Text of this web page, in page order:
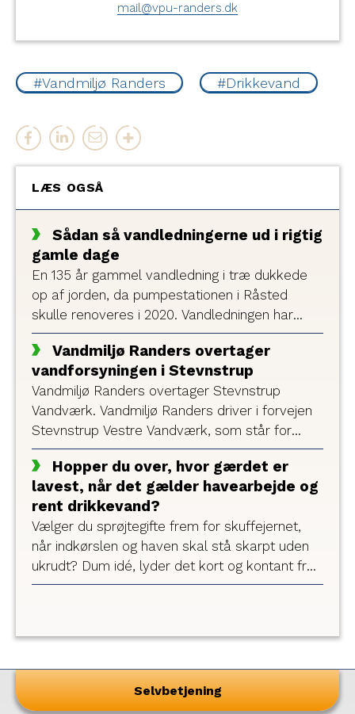
mail@vpu-randers.dk
Vandmiljø Randers Drikkevand
LÆS OGSÅ
Sådan så vandledningerne ud i rigtig
gamle dage
En 135 år gammel vandledning i træ dukkede
op af jorden, da pumpestationen i Råsted
skulle renoveres i 2020. Vandledningen har
været forbi Moesgaard Museum for at blive
dateret og konserveret, og nu står den udstillet
i Vandmiljø Randers' kantine.
Vandmiljø Randers overtager
vandforsyningen i Stevnstrup
Vandmiljø Randers overtager Stevnstrup
Vandværk. Vandmiljø Randers driver i forvejen
Stevnstrup Vestre Vandværk, som står for
vandforsyningen i en del af Stevnstrup samt
Grensten og Helstrup. Efter overtagelsen
forsyner Vandmiljø Randers hele Stevnstrup by
med rent drikkevand.
Hopper du over, hvor gærdet er
lavest, når det gælder havearbejde og
rent drikkevand?
Vælger du sprøjtegifte frem for skuffejernet,
når indkørslen og haven skal stå skarpt uden
ukrudt? Dum idé, lyder det kort og kontant fra
flere lokale vandværker, der tilsammen udgør
families forbrug af drikkevand i 100 år. Derfor
stiller vandværkerne nu skarpt på haveejeres
brug af sprøjtegifte og går til kamp for det rene
drikkevand.
Selvbetjening